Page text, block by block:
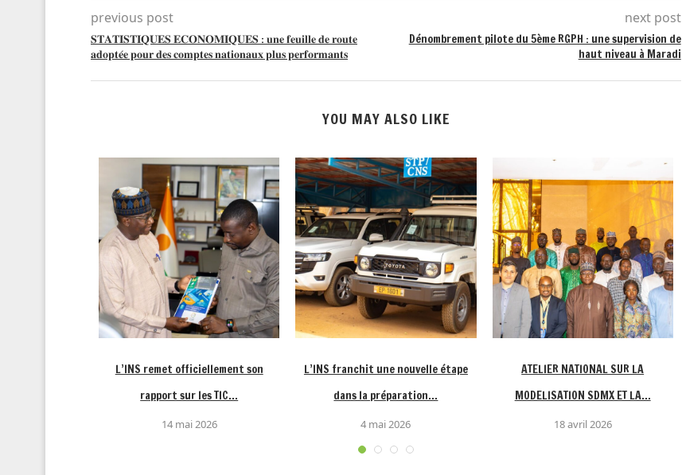
previous post
𝐒𝐓𝐀𝐓𝐈𝐒𝐓𝐈𝐐𝐔𝐄𝐒 𝐄𝐂𝐎𝐍𝐎𝐌𝐈𝐐𝐔𝐄𝐒 : 𝐮𝐧𝐞 𝐟𝐞𝐮𝐢𝐥𝐥𝐞 𝐝𝐞 𝐫𝐨𝐮𝐭𝐞
𝐚𝐝𝐨𝐩𝐭𝐞́𝐞 𝐩𝐨𝐮𝐫 𝐝𝐞𝐬 𝐜𝐨𝐦𝐩𝐭𝐞𝐬 𝐧𝐚𝐭𝐢𝐨𝐧𝐚𝐮𝐱 𝐩𝐥𝐮𝐬 𝐩𝐞𝐫𝐟𝐨𝐫𝐦𝐚𝐧𝐭𝐬
next post
Dénombrement pilote du 5ème RGPH : une supervision de
haut niveau à Maradi
YOU MAY ALSO LIKE
L’INS remet officiellement son
rapport sur les TIC...
14 mai 2026
L’INS franchit une nouvelle étape
dans la préparation...
4 mai 2026
ATELIER NATIONAL SUR LA
MODELISATION SDMX ET LA...
18 avril 2026